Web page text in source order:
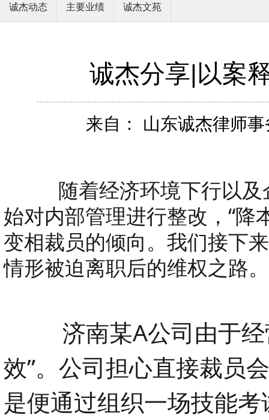
诚杰动态 主要业绩 诚杰文苑
诚杰分享|以案
来自： 山东诚杰律师
随着经济环境下行以及
始对内部管理进行整改，“降
变相裁员的倾向。我们接下
情形被迫离职后的维权之路。
济南某A公司由于
效”。公司担心直接裁员
是便通过组织一场技能